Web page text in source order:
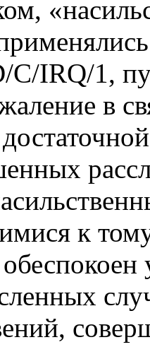
C/IRQ/1,
в
к